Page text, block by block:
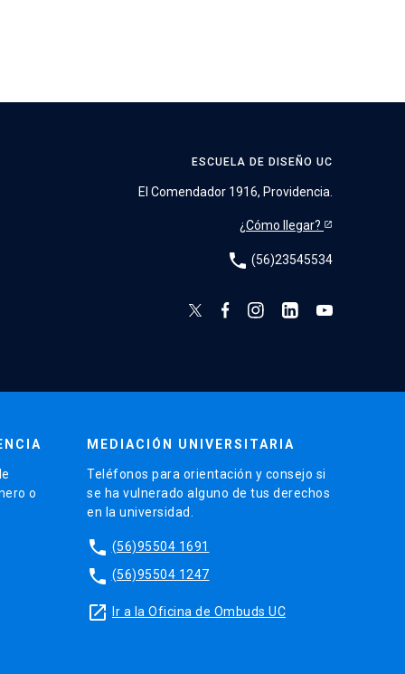
ESCUELA DE DISEÑO UC
El Comendador 1916, Providencia.
¿Cómo llegar?
phone (56)23545534
o
MEDIACIÓN UNIVERSITARIA
Teléfonos para orientación y consejo si
se ha vulnerado alguno de tus derechos
en la universidad.
phone (56)95504 1691
phone (56)95504 1247
launch Ir a la Oficina de Ombuds UC